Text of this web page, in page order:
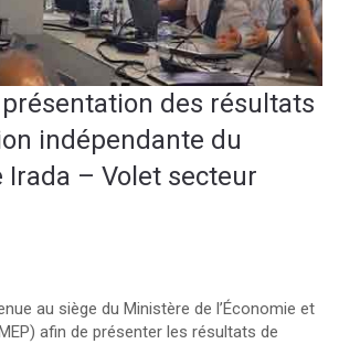
des résultats
indépendante du
– Volet secteur
au siège du Ministère de l’Économie et
afin de présenter les résultats de